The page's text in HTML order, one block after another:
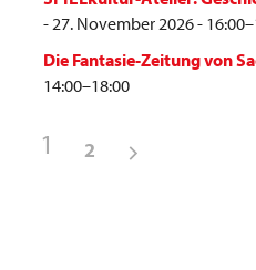
- 27. November 2026 -
Die Fantasie-Zeitung von
14:00–18:00
1 2